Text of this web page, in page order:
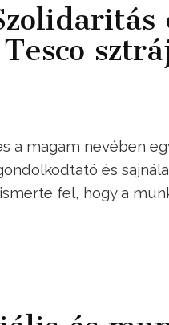
a magam nevében
és
fel, hogy a